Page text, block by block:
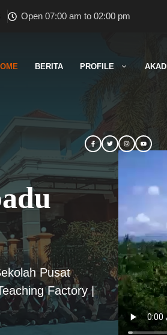
Open 07:00 am to 02:00 pm
BERITA PROFILE
Pusat
Factory |